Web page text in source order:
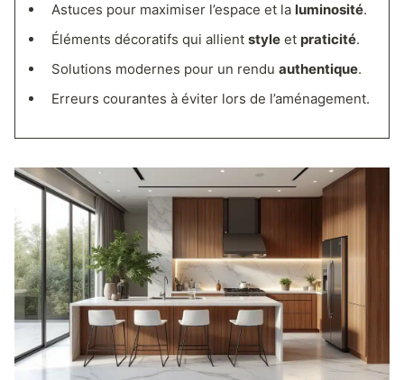
Astuces pour maximiser l’espace et la luminosité.
Éléments décoratifs qui allient styleet praticité.
Solutions modernes pour un rendu authentique.
Erreurs courantes à éviter lors de l’aménagement.